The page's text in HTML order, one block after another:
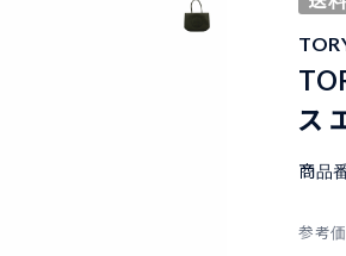
ス
商品
参考